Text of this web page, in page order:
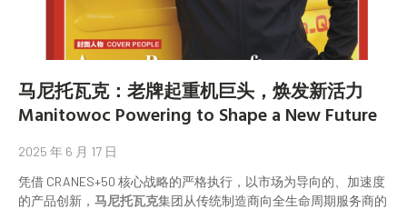
马尼托瓦克：老牌起重机巨头，焕发新活力
Manitowoc Powering to Shape a New Future
2025 年 6 月 17 日
凭借 CRANES+50 核心战略的严格执行，以市场为导向的、加速度
的产品创新， 马尼托瓦克集团从传统制造商向全生命周期服务商的